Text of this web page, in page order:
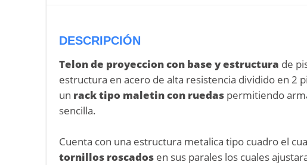
DESCRIPCIÓN
Telon de proyeccion con base y estructura de
estructura en acero de alta resistencia dividido en 2
un rack tipo maletin con ruedas permitiendo
sencilla.
Cuenta con una estructura metalica tipo cuadro el
tornillos roscados en sus parales los cuales